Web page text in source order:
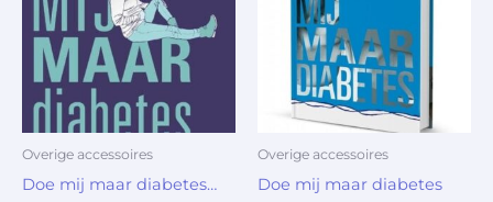
Overige accessoires
Doe mij maar diabetes…
Overige accessoires
Doe mij maar diabetes